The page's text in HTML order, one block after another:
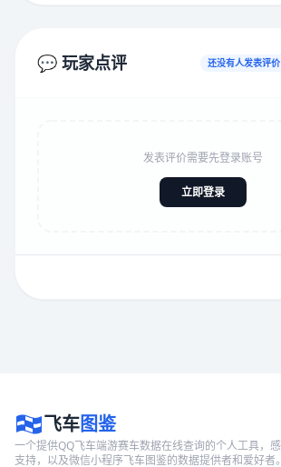
💬 玩家点评 还没有人发表评价
发表评价需要先登录账号
立即登录
飞车图鉴
一个提供QQ飞车端游赛车数据在线查询的个人工具，
支持，以及微信小程序飞车图鉴的数据提供者和爱好者。